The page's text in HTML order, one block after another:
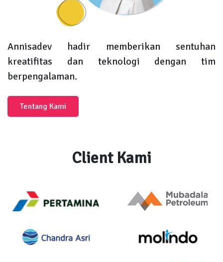
Annisadev hadir memberikan sentuhan
kreatifitas dan teknologi dengan tim
berpengalaman.
Tentang Kami
Client Kami